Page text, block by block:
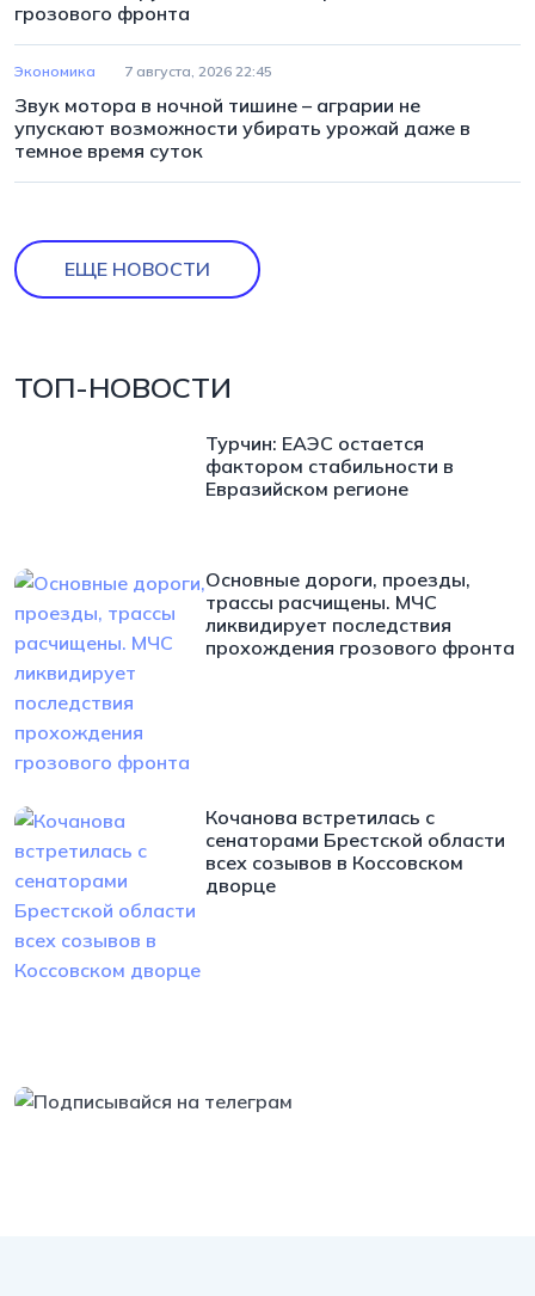
грозового фронта
Экономика 7 августа, 2026 22:45
Звук мотора в ночной тишине – аграрии не
упускают возможности убирать урожай даже в
темное время суток
ЕЩЕ НОВОСТИ
ТОП-НОВОСТИ
Турчин: ЕАЭС остается
фактором стабильности в
Евразийском регионе
Основные дороги, проезды,
трассы расчищены. МЧС
ликвидирует последствия
прохождения грозового фронта
Кочанова встретилась с
сенаторами Брестской области
всех созывов в Коссовском
дворце
https://t.me/minskctvby